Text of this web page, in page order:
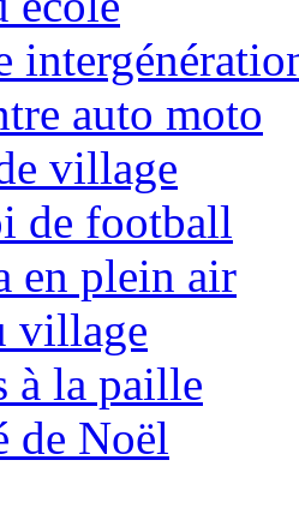
auto moto
village
de football
en plein air
village
à la paille
de Noël